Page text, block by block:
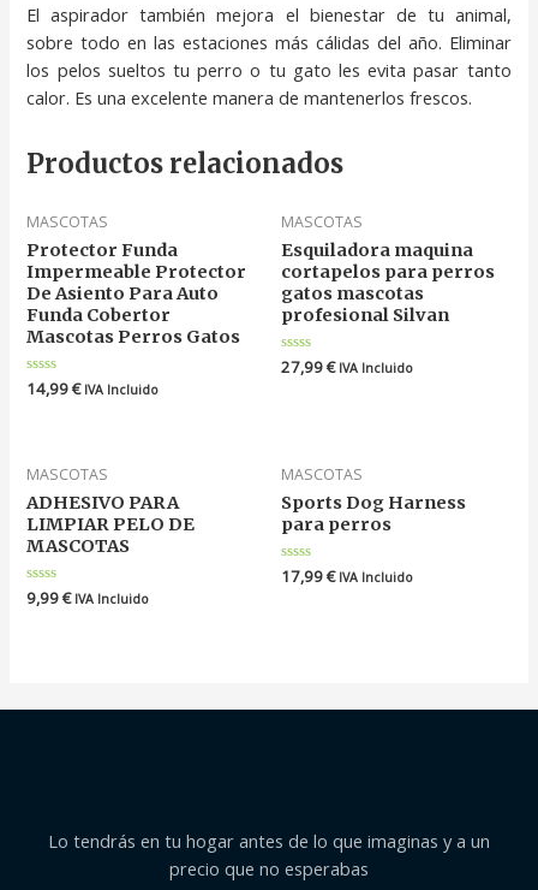
El aspirador también mejora el bienestar de tu animal,
sobre todo en las estaciones más cálidas del año. Eliminar
los pelos sueltos tu perro o tu gato les evita pasar tanto
calor. Es una excelente manera de mantenerlos frescos.
Productos relacionados
MASCOTAS
Protector Funda
Impermeable Protector
De Asiento Para Auto
Funda Cobertor
Mascotas Perros Gatos
Valorado
14,99€ IVA Incluido
MASCOTAS
Esquiladora maquina
cortapelos para perros
gatos mascotas
profesional Silvan
Valorado
27,99€ IVA Incluido
MASCOTAS
ADHESIVO PARA
LIMPIAR PELO DE
MASCOTAS
Valorado
en
9,99€ IVA Incluido
MASCOTAS
Sports Dog Harness
para perros
Valorado
17,99€ IVA Incluido
Lo tendrás en tu hogar antes de lo que imaginas y a un
precio que no esperabas